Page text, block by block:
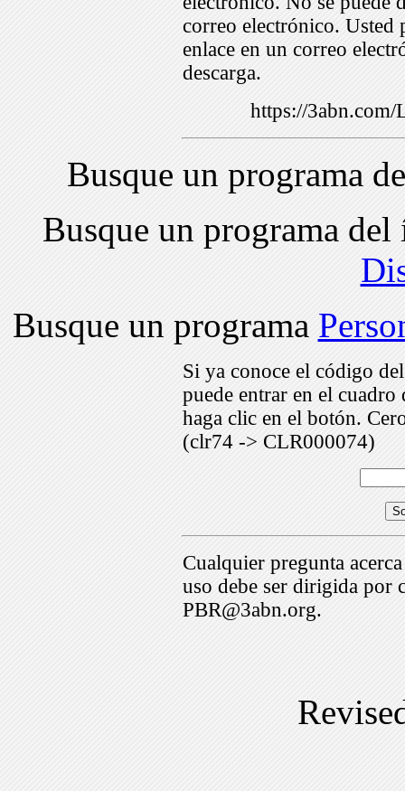
correo electrónico. Usted
enlace en un correo
descarga.
https://
Busque un programa
Busque un programa
Busque un programa
Si ya conoce el código
puede entrar en el
haga clic en el botón.
(clr74 -> CLR000074)
Cualquier pregunta
uso debe ser dirigida por
PBR@3abn.org.